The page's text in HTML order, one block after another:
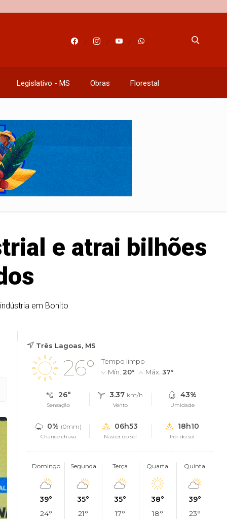
Legislativo - MS Obras Florestal
e atrai bilhões
em Bonito
Três Lagoas, MS
26°
Tempo limpo
Mín. 20° Máx. 37°
26°
Sensação
3.37 km/h
Vento
43%
Umidade
0% (0mm)
Chance chuva
06h53
Nascer do sol
18h10
Pôr do sol
Domingo
39°
24°
Segunda
35°
21°
Terça
35°
17°
Quarta
38°
18°
Quinta
39°
23°